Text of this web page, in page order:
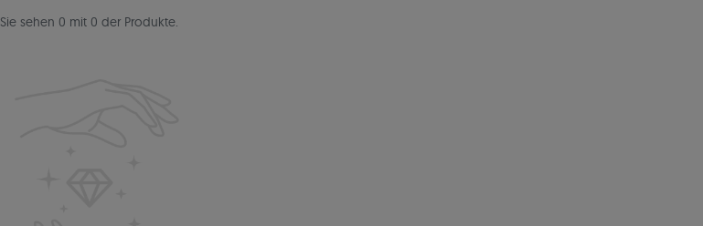
Sie sehen 0 mit 0 der Produkte.